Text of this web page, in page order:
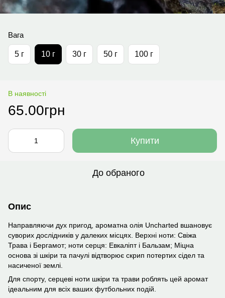
Вага
5 г 10 г 30 г 50 г 100 г
В наявності
65.00грн
Купити
До обраного
Опис
Направляючи дух пригод, ароматна олія Uncharted вшановує
суворих дослідників у далеких місцях. Верхні ноти: Свіжа
Трава і Бергамот; ноти серця: Евкаліпт і Бальзам; Міцна
основа зі шкіри та пачулі відтворює скрип потертих сідел та
насиченої землі.
Для спорту, серцеві ноти шкіри та трави роблять цей аромат
ідеальним для всіх ваших футбольних подій.